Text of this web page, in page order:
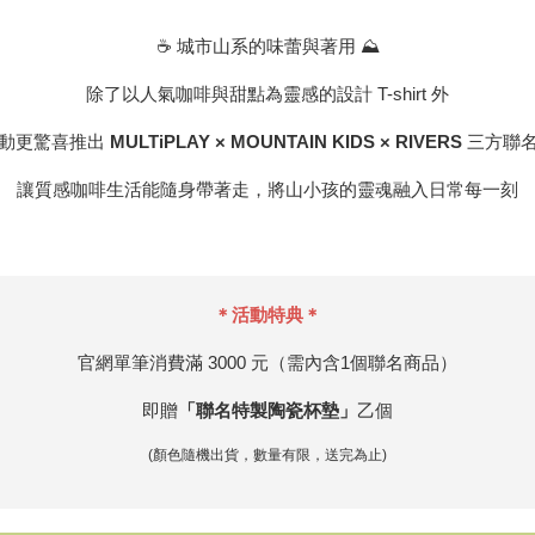
☕️ 城市山系的味蕾與著用 ⛰️
除了以人氣咖啡與甜點為靈感的設計 T-shirt 外
更驚喜推出 MULTiPLAY × MOUNTAIN KIDS × RIVERS三方聯
讓質感咖啡生活能隨身帶著走，將山小孩的靈魂融入日常每一刻
＊活動特典＊
官網單筆消費滿 3000 元（需內含1個聯名商品）
即贈 「聯名特製陶瓷杯墊」 乙個
(顏色隨機出貨，數量有限，送完為止)